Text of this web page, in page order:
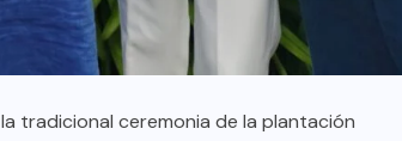
tradicional ceremonia de la plantación